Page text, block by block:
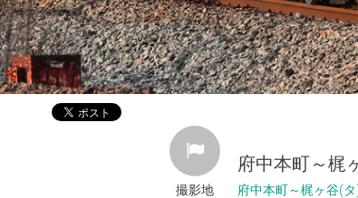
撮影地
府中本町～梶
府中本町～梶ヶ谷(